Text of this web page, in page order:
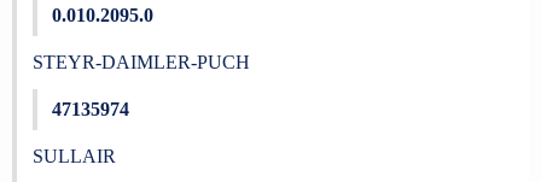
0.010.2095.0
STEYR-DAIMLER-PUCH
47135974
SULLAIR